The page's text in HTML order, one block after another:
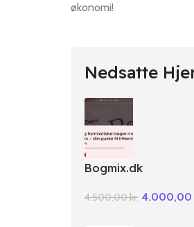
økonomi!
Nedsatte
Bogmix.dk
4.500,00kr. 4.000,00